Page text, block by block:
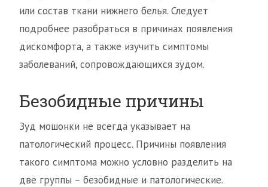
или состав ткани нижнего белья. Следует
подробнее разобраться в причинах появления
дискомфорта, а также изучить симптомы
заболеваний, сопровождающихся зудом.
Безобидные причины
Зуд мошонки не всегда указывает на
патологический процесс. Причины появления
такого симптома можно условно разделить на
две группы – безобидные и патологические.